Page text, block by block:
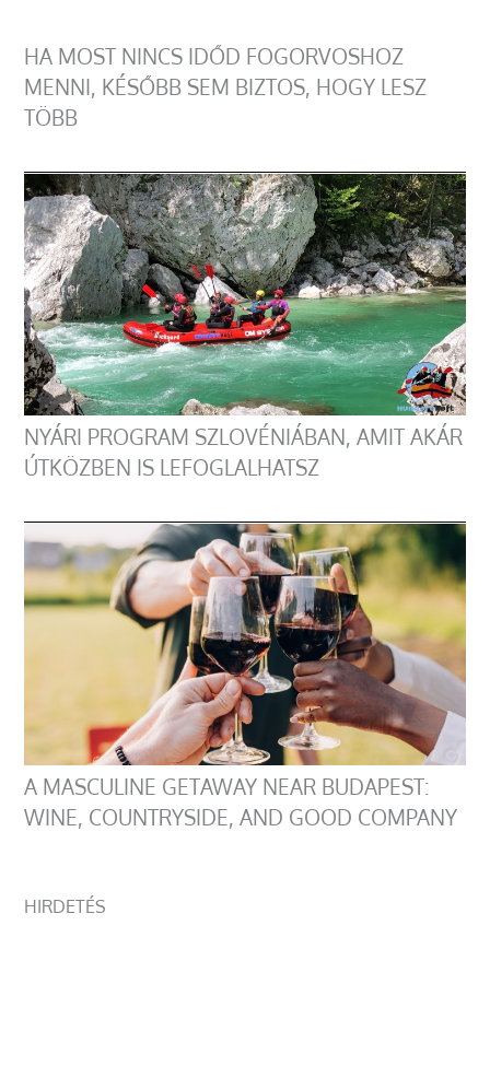
HA MOST NINCS IDŐD FOGORVOSHOZ
MENNI, KÉSŐBB SEM BIZTOS, HOGY LESZ
TÖBB
NYÁRI PROGRAM SZLOVÉNIÁBAN, AMIT AKÁR
ÚTKÖZBEN IS LEFOGLALHATSZ
A MASCULINE GETAWAY NEAR BUDAPEST:
WINE, COUNTRYSIDE, AND GOOD COMPANY
HIRDETÉS